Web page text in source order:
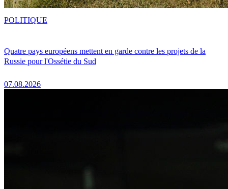
Quatre pays européens mettent en garde contre les projets de la
Russie pour l'Ossétie du Sud
07.08.2026
POLITIQUE